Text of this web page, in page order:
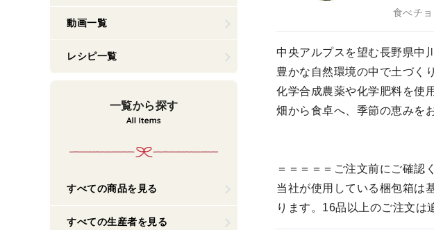
食べチ
中央アルプスを望む長野県中
豊かな自然環境の中で土づく
化学合成農薬や化学肥料を使
畑から食卓へ、季節の恵みを
＝＝＝＝＝ご注文前にご確認
当社が使用している梱包箱は
ります。16品以上のご注文は
動画一覧
レシピ一覧
一覧から探す
すべての商品を見る
すべての生産者を見る